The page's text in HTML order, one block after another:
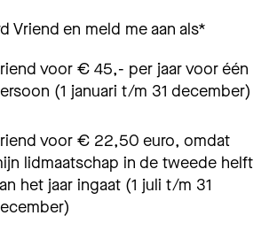
Vriend en meld me aan als*
voor € 45,- per jaar voor één
(1 januari t/m 31 december)
voor € 22,50 euro, omdat
lidmaatschap in de tweede helft
het jaar ingaat (1 juli t/m 31